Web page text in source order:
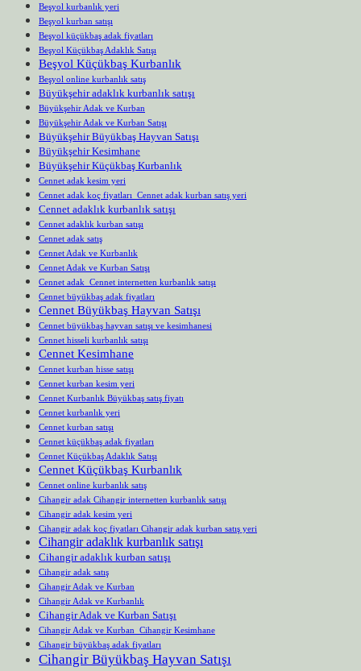
Beşyol kurbanlık yeri
Beşyol kurban satışı
Beşyol küçükbaş adak fiyatları
Beşyol Küçükbaş Adaklık Satışı
Beşyol Küçükbaş Kurbanlık
Beşyol online kurbanlık satış
Büyükşehir adaklık kurbanlık satışı
Büyükşehir Adak ve Kurban
Büyükşehir Adak ve Kurban Satışı
Büyükşehir Büyükbaş Hayvan Satışı
Büyükşehir Kesimhane
Büyükşehir Küçükbaş Kurbanlık
Cennet adak kesim yeri
Cennet adak koç fiyatları Cennet adak kurban satış yeri
Cennet adaklık kurbanlık satışı
Cennet adaklık kurban satışı
Cennet adak satış
Cennet Adak ve Kurbanlık
Cennet Adak ve Kurban Satışı
Cennet adak Cennet internetten kurbanlık satışı
Cennet büyükbaş adak fiyatları
Cennet Büyükbaş Hayvan Satışı
Cennet büyükbaş hayvan satışı ve kesimhanesi
Cennet hisseli kurbanlık satışı
Cennet Kesimhane
Cennet kurban hisse satışı
Cennet kurban kesim yeri
Cennet Kurbanlık Büyükbaş satış fiyatı
Cennet kurbanlık yeri
Cennet kurban satışı
Cennet küçükbaş adak fiyatları
Cennet Küçükbaş Adaklık Satışı
Cennet Küçükbaş Kurbanlık
Cennet online kurbanlık satış
Cihangir adak Cihangir internetten kurbanlık satışı
Cihangir adak kesim yeri
Cihangir adak koç fiyatları Cihangir adak kurban satış yeri
Cihangir adaklık kurbanlık satışı
Cihangir adaklık kurban satışı
Cihangir adak satış
Cihangir Adak ve Kurban
Cihangir Adak ve Kurbanlık
Cihangir Adak ve Kurban Satışı
Cihangir Adak ve Kurban Cihangir Kesimhane
Cihangir büyükbaş adak fiyatları
Cihangir Büyükbaş Hayvan Satışı